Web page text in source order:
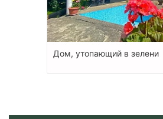
Дом, утопающий в зелени